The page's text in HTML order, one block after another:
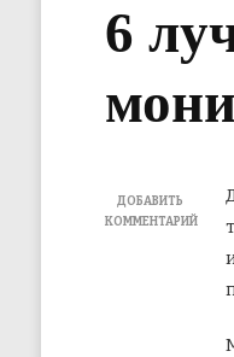
6
ДОБАВИТЬ
КОММЕНТАРИЙ
МОНИТОРОВ